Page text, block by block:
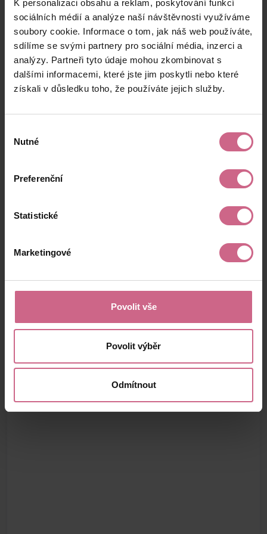
K personalizaci obsahu a reklam, poskytování funkcí
sociálních médií a analýze naší návštěvnosti využíváme
soubory cookie. Informace o tom, jak náš web používáte,
sdílíme se svými partnery pro sociální média, inzerci a
analýzy. Partneři tyto údaje mohou zkombinovat s
dalšími informacemi, které jste jim poskytli nebo které
získali v důsledku toho, že používáte jejich služby.
souhlasu
Nutné
Preferenční
Statistické
Marketingové
Povolit vše
Povolit výběr
Odmítnout
R****
K****
7. 8. 2024
20:35:48
W****
20 000 Kč
7. 8. 2024
20:12:43
3 600 Kč
J**** I**** 7 000 Kč
7. 8. 2024
20:00:13
1 260 Kč
keyboard_arrow_left keyboard_arrow_right